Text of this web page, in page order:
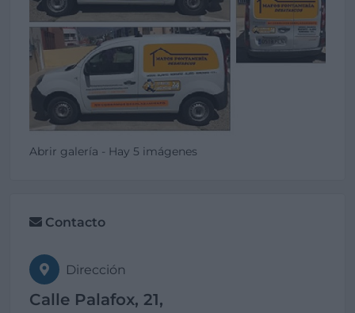
Abrir galería - Hay 5 imágenes
Contacto
Dirección
Calle Palafox, 21,